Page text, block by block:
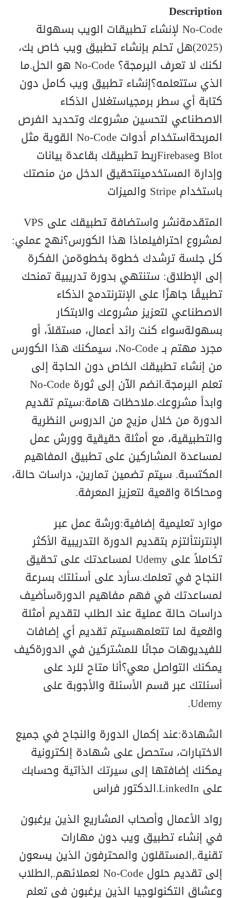
Description
No-Code لإنشاء تطبيقات الويب بسهولة
(2025)هل تحلم بإنشاء تطبيق ويب خاص بك،
لكنك لا تعرف البرمجة؟ No-Code هو الحل.ما
الذي ستتعلمه؟إنشاء تطبيق ويب كامل دون
كتابة أي سطر برمجياستغلال الذكاء
الاصطناعي لتحسين مشروعك وتحديد الفرص
المربحةاستخدام أدوات No-Code القوية مثل
Blot وFirebaseربط تطبيقك بقاعدة بيانات
وإدارة المستخدمينتحقيق الدخل من منصتك
باستخدام Stripe والميزات
المتقدمةنشر واستضافة تطبيقك على VPS
لمشروع احترافيلماذا هذا الكورس؟نهج عملي:
كل جلسة ترشدك خطوة بخطوةمن الفكرة
إلى الإطلاق: ستنتهي بدورة تدريبية تمنحك
تطبيقًا جاهزًا على الإنترنتدمج الذكاء
الاصطناعي لتعزيز مشروعك والابتكار
بسهولةسواء كنت رائد أعمال، مستقلاً، أو
مجرد مهتم بـ No-Code، سيمكنك هذا الكورس
من إنشاء تطبيقك الخاص دون الحاجة إلى
تعلم البرمجة.انضم الآن إلى ثورة No-Code
وابدأ مشروعك.ملاحظات هامة:سيتم تقديم
الدورة من خلال مزيج من الدروس النظرية
والتطبيقية، مع أمثلة حقيقية وورش عمل
لمساعدة المشاركين على تطبيق المفاهيم
المكتسبة. سيتم تضمين تمارين، دراسات حالة،
ومحاكاة واقعية لتعزيز المعرفة.
موارد تعليمية إضافية:ورشة عمل عبر
الإنترنتألتزم بتقديم الدورة التدريبية الأكثر
تكاملاً على Udemy لمساعدتك على تحقيق
النجاح في تعلمك.سأرد على أسئلتك بسرعة
لمساعدتك في فهم مفاهيم الدورةسأضيف
دراسات حالة عملية عند الطلب لتقديم أمثلة
واقعية لما تتعلمهسيتم تقديم أي إضافات
للفيديوهات مجانًا للمشتركين في الدورةكيف
يمكنك التواصل معي؟أنا متاح للرد على
أسئلتك عبر قسم الأسئلة والأجوبة على
Udemy.
الشهادة:عند إكمال الدورة والنجاح في جميع
الاختبارات، ستحصل على شهادة إلكترونية
يمكنك إضافتها إلى سيرتك الذاتية وحسابك
على LinkedIn.الدكتور فراس
رواد الأعمال وأصحاب المشاريع الذين يرغبون
في إنشاء تطبيق ويب دون مهارات
تقنية.,المستقلون والمحترفون الذين يسعون
إلى تقديم حلول No-Code لعملائهم.,الطلاب
وعشاق التكنولوجيا الذين يرغبون في تعلم